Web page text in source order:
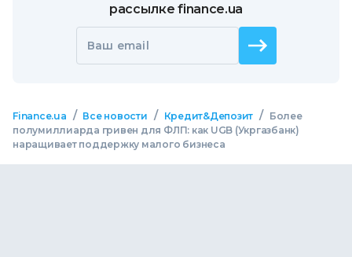
рассылке finance.ua
Ваш email
Finance.ua / Все новости / Кредит&Депозит /
Более
полумиллиарда гривен для ФЛП: как UGB (Укргазбанк)
наращивает поддержку малого бизнеса